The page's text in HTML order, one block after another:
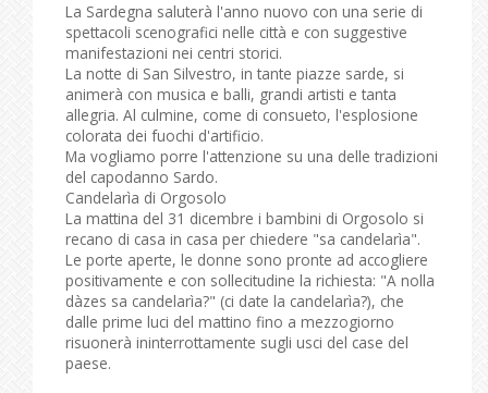
La Sardegna saluterà l'anno nuovo con una serie di
spettacoli scenografici nelle città e con suggestive
manifestazioni nei centri storici.
La notte di San Silvestro, in tante piazze sarde, si
animerà con musica e balli, grandi artisti e tanta
allegria. Al culmine, come di consueto, l'esplosione
colorata dei fuochi d'artificio.
Ma vogliamo porre l'attenzione su una delle tradizioni
del capodanno Sardo.
Candelarìa di Orgosolo
La mattina del 31 dicembre i bambini di Orgosolo si
recano di casa in casa per chiedere "sa candelarìa".
Le porte aperte, le donne sono pronte ad accogliere
positivamente e con sollecitudine la richiesta: "A nolla
dàzes sa candelarìa?" (ci date la candelarìa?), che
dalle prime luci del mattino fino a mezzogiorno
risuonerà ininterrottamente sugli usci del case del
paese.